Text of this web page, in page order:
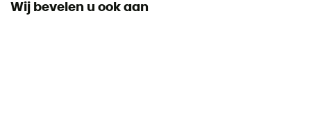
Wij bevelen u ook aan